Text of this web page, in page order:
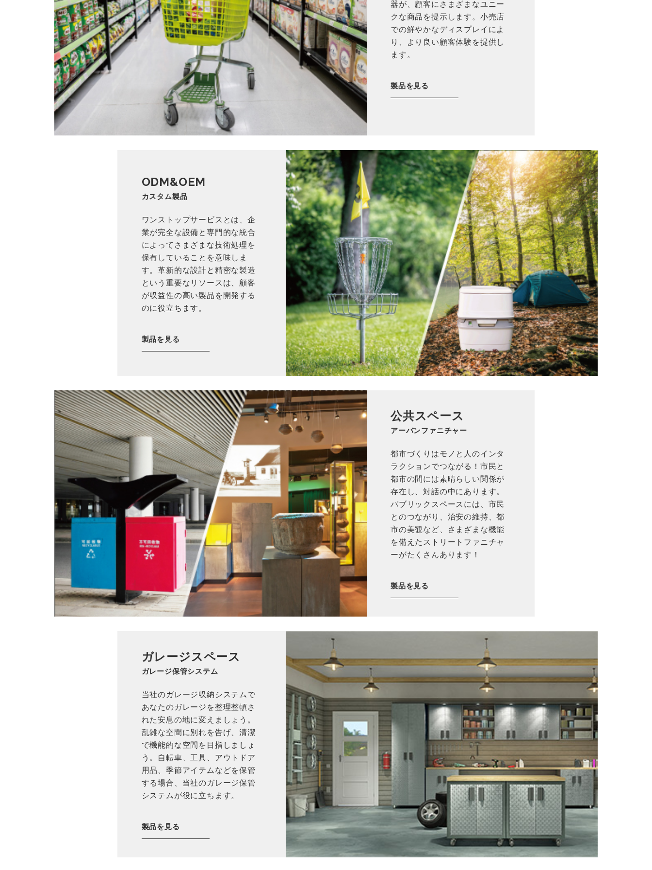
器が、顧客にさまざまなユニー
クな商品を提示します。小売店
での鮮やかなディスプレイによ
り、より良い顧客体験を提供し
ます。
製品を見る
ODM&OEM
カスタム製品
ワンストップサービスとは、企
業が完全な設備と専門的な統合
によってさまざまな技術処理を
保有していることを意味しま
す。革新的な設計と精密な製造
という重要なリソースは、顧客
が収益性の高い製品を開発する
のに役立ちます。
製品を見る
公共スペース
アーバンファニチャー
都市づくりはモノと人のインタ
ラクションでつながる！市民と
都市の間には素晴らしい関係が
存在し、対話の中にあります。
パブリックスペースには、市民
とのつながり、治安の維持、都
市の美観など、さまざまな機能
を備えたストリートファニチャ
ーがたくさんあります！
製品を見る
ガレージスペース
ガレージ保管システム
当社のガレージ収納システムで
あなたのガレージを整理整頓さ
れた安息の地に変えましょう。
乱雑な空間に別れを告げ、清潔
で機能的な空間を目指しましょ
う。自転車、工具、アウトドア
用品、季節アイテムなどを保管
する場合、当社のガレージ保管
システムが役に立ちます。
製品を見る